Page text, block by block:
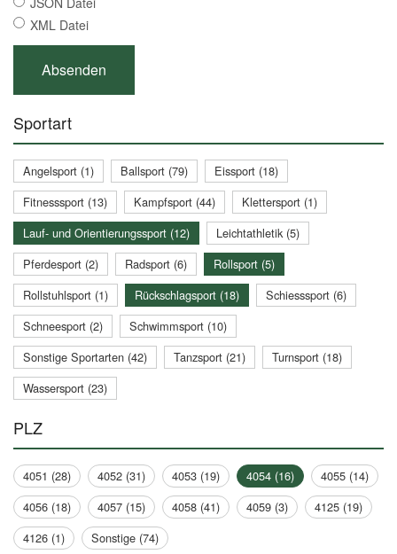
XML Datei
Sportart
Angelsport (1) Ballsport (79)
Eissport (18)
Fitnesssport (13)
Kampfsport (44)
Klettersport (1)
Lauf- und Orientierungssport (12)
Leichtathletik (5)
Pferdesport (2)
Radsport (6)
Rollsport (5)
Rollstuhlsport (1)
Rückschlagsport (18)
Schiesssport (6)
Schneesport (2)
Schwimmsport (10)
Sonstige Sportarten (42)
Tanzsport (21)
Turnsport (18)
Wassersport (23)
PLZ
4051 (28) 4052 (31) 4053 (19) 4054 (16)
4055 (14)
4056 (18)
4057 (15) 4058 (41) 4059 (3)
4125 (19)
4126 (1)
Sonstige (74)